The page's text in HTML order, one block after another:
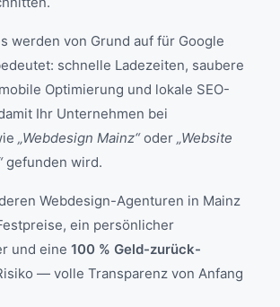
werden von Grund auf für Google
schnelle Ladezeiten, saubere
Optimierung und lokale SEO-
Ihr Unternehmen bei
„Webdesign Mainz“oder „Website
gefunden wird.
Webdesign-Agenturen in Mainz
ein persönlicher
und eine 100 % Geld-zurück-
— volle Transparenz von Anfang